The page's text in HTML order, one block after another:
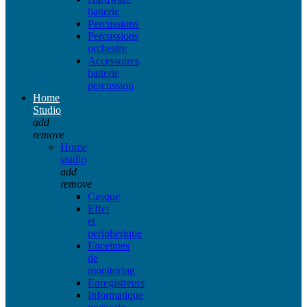
batterie
Percussions
Percussions
orchestre
Accessoires
batterie
percussion
Home
Studio
add
remove
Home
studio
add
remove
Casque
Effet
et
peripherique
Enceintes
de
monitoring
Enregistreurs
Informatique